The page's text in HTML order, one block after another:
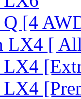
Q [4
LX4 [
LX4
LX4